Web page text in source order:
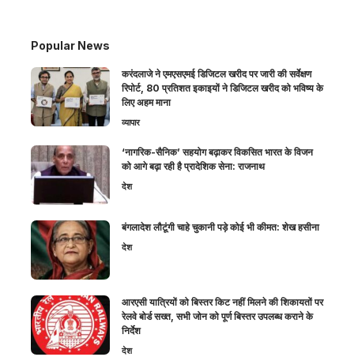
Popular News
करंदलाजे ने एमएसएमई डिजिटल खरीद पर जारी की सर्वेक्षण
रिपोर्ट, 80 प्रतिशत इकाइयों ने डिजिटल खरीद को भविष्य के
लिए अहम माना
व्यापार
‘नागरिक-सैनिक’ सहयोग बढ़ाकर विकसित भारत के विजन
को आगे बढ़ा रही है प्रादेशिक सेना: राजनाथ
देश
बंगलादेश लौटूंगी चाहे चुकानी पड़े कोई भी कीमत: शेख हसीना
देश
आरएसी यात्रियों को बिस्तर किट नहीं मिलने की शिकायतों पर
रेलवे बोर्ड सख्त, सभी जोन को पूर्ण बिस्तर उपलब्ध कराने के
निर्देश
देश